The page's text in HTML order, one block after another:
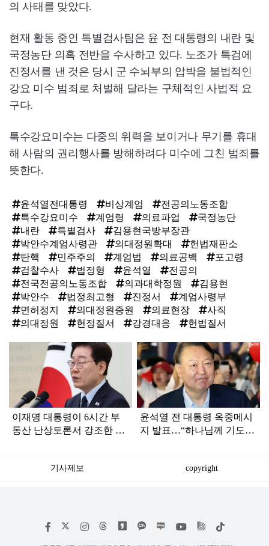
의 사태를 맞았다.
현재 활동 중인 특별검사팀은 윤 전 대통령의 내란 및
국정농단 의혹 전반을 수사하고 있다. 노조가 특검에
진정서를 낸 것은 당시 군 수뇌부의 압박을 불법적인
강요 미수 범죄로 처벌해 달라는 구체적인 사법적 요
구다.
특수강요미수는 다중의 위력을 보이거나 무기를 휴대
해 사람의 권리행사를 방해하려다 미수에 그친 범죄를
뜻한다.
윤석열전대통령 비상계엄
전공의노동조합
특수강요미수
계엄령 의료파업
국정농단
내란
특별검사
김용현국방부장관
박안수계엄사령관
의대정원확대
헌법재판소
탄핵
민주주의 계엄법 의료공백
포고령
검찰수사
법정형 윤석열
전공의
전국전공의노동조합
의과대학정원
김용현
박안수
법정최고형 진정서
계엄사령부
면허정지
의대정원증원 의료현장
사직
의대정원
헌정질서 강경대응 헌법질서
이재명 대통령이 6시간 부
동산 난상토론서 강조한 내
윤석열 전 대통령 옥중메시
지 발표…“하나님께 기도드
기사제보 copyright
페
인
위
틱